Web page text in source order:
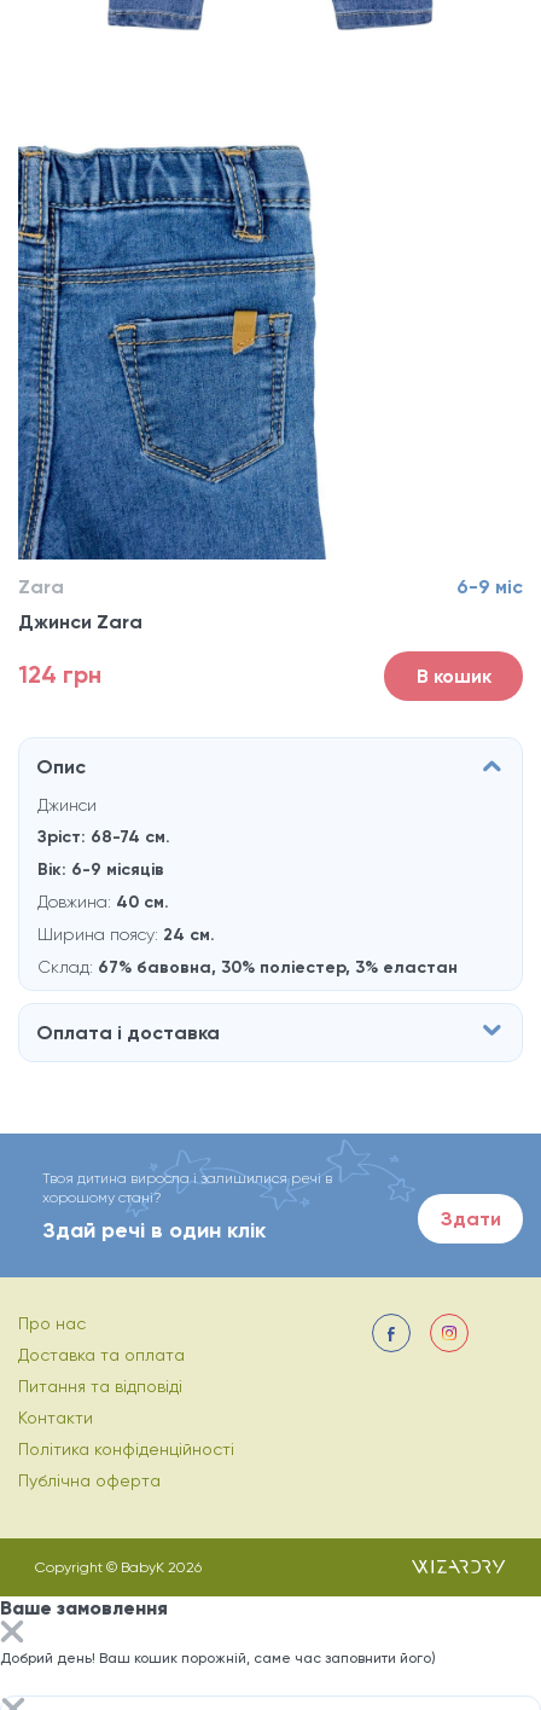
Zara
6-9 міс
Джинси Zara
124 грн В кошик
Опис
Джинси
Зріст: 68-74 см.
Вік: 6-9 місяців
Довжина: 40 см.
Ширина поясу: 24 см.
Склад: 67% бавовна, 30% полieстер, 3% eластан
Оплата і доставка
Твоя дитина виросла і залишилися речі в
хорошому стані?
Здай речі в один клік Здати
Про нас
Доставка та оплата
Питання та відповіді
Контакти
Політика конфіденційності
Публічна оферта
Copyright © BabyK 2026
Ваше замовлення
Добрий день! Ваш кошик порожній, саме час заповнити його)